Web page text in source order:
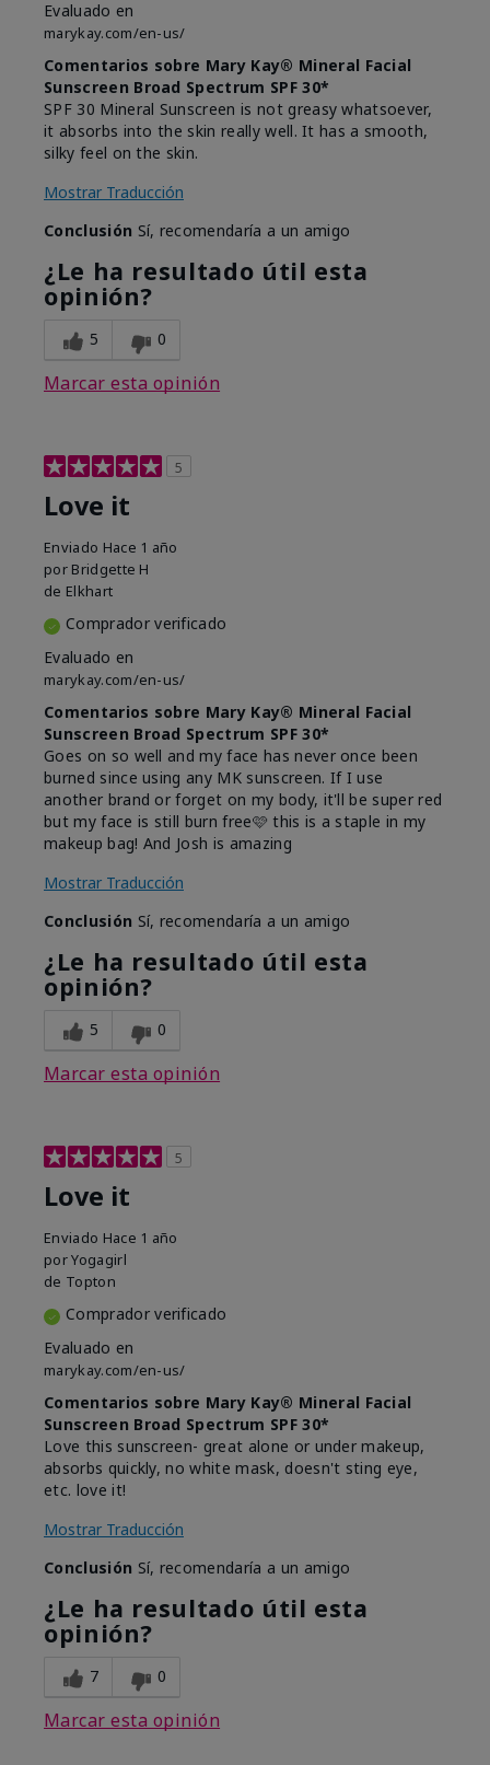
Evaluado en
marykay.com/en-us/
Comentarios sobre Mary Kay® Mineral Facial
Sunscreen Broad Spectrum SPF 30*
SPF 30 Mineral Sunscreen is not greasy whatsoever,
it absorbs into the skin really well. It has a smooth,
silky feel on the skin.
Mostrar Traducción
Conclusión Sí, recomendaría a un amigo
¿Le ha resultado útil esta
opinión?
5 0
Marcar esta opinión
5
Love it
Enviado Hace 1 año
por Bridgette H
de Elkhart
Comprador verificado
Evaluado en
marykay.com/en-us/
Comentarios sobre Mary Kay® Mineral Facial
Sunscreen Broad Spectrum SPF 30*
Goes on so well and my face has never once been
burned since using any MK sunscreen. If I use
another brand or forget on my body, it'll be super red
but my face is still burn free🩷 this is a staple in my
makeup bag! And Josh is amazing
Mostrar Traducción
Conclusión Sí, recomendaría a un amigo
¿Le ha resultado útil esta
opinión?
5 0
Marcar esta opinión
5
Love it
Enviado Hace 1 año
porYogagirl
de Topton
Comprador verificado
Evaluado en
marykay.com/en-us/
Comentarios sobre Mary Kay® Mineral Facial
Sunscreen Broad Spectrum SPF 30*
Love this sunscreen- great alone or under makeup,
absorbs quickly, no white mask, doesn't sting eye,
etc. love it!
Mostrar Traducción
Conclusión Sí, recomendaría a un amigo
¿Le ha resultado útil esta
opinión?
7 0
Marcar esta opinión